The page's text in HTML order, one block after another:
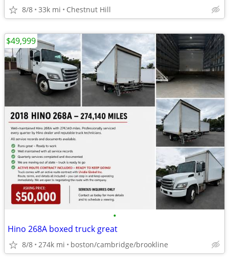
8/8 33k mi Chestnut Hill
•
Hino 268A boxed truck great
8/8 274k mi boston/cambridge/brookline
$49,999